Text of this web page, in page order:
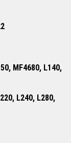
MF4680, L140,
L240, L280,